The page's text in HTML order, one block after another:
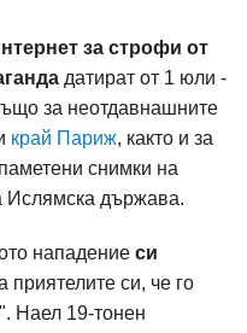
за строфи от
датират от 1 юли -
за неотдавнашните
край Париж, както и за
снимки на
Ислямска държава.
нападение си
приятелите си, че го
Наел 19-тонен